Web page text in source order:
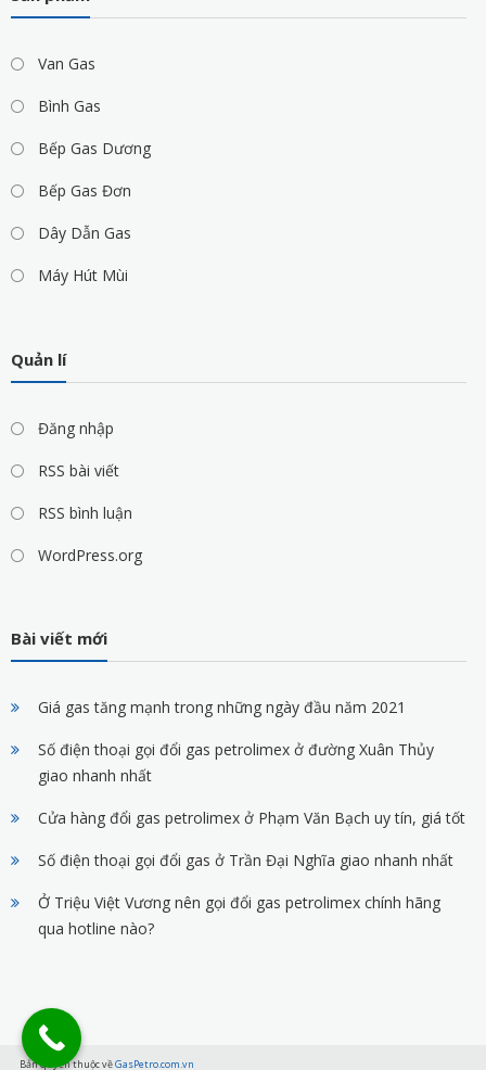
Van Gas
Bình Gas
Bếp Gas Dương
Bếp Gas Đơn
Dây Dẫn Gas
Máy Hút Mùi
Quản lí
Đăng nhập
RSS bài viết
RSS bình luận
WordPress.org
Bài viết mới
Giá gas tăng mạnh trong những ngày đầu năm 2021
Số điện thoại gọi đổi gas petrolimex ở đường Xuân Thủy
giao nhanh nhất
Cửa hàng đổi gas petrolimex ở Phạm Văn Bạch uy tín, giá tốt
Số điện thoại gọi đổi gas ở Trần Đại Nghĩa giao nhanh nhất
Ở Triệu Việt Vương nên gọi đổi gas petrolimex chính hãng
qua hotline nào?
Bản quyền thuộc vềGasPetro.com.vn